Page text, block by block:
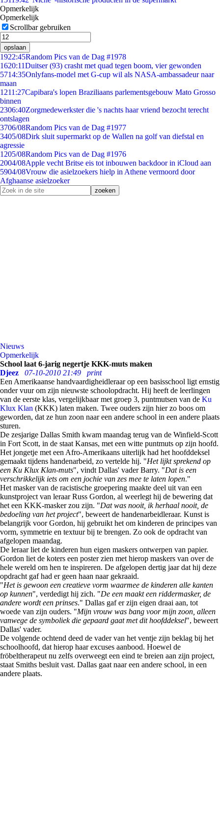
Opmerkelijk
Opmerkelijk
Scrollbar gebruiken
opslaan
1922:45Random Pics van de Dag #1978
1620:11Duitser (93) crasht met quad tegen boom, vier gewonden
5714:35Onlyfans-model met G-cup wil als NASA-ambassadeur naar
maan
1211:27Capibara's lopen Braziliaans parlementsgebouw Mato Grosso
binnen
2306:40Zorgmedewerkster die 's nachts haar vriend bezocht terecht
ontslagen
3706/08Random Pics van de Dag #1977
3405/08Dirk sluit supermarkt op de Wallen na golf van diefstal en
agressie
1205/08Random Pics van de Dag #1976
2004/08Apple vecht Britse eis tot inbouwen backdoor in iCloud aan
5904/08Vrouw die asielzoekers hielp in Athene vermoord door
Afghaanse asielzoeker
Nieuws
Opmerkelijk
School laat 6-jarig negertje KKK-muts maken
Djeez
07-10-2010 21:49
print
Een Amerikaanse handvaardigheidleraar op een basisschool ligt ernstig
onder vuur om zijn nieuwste schoolopdracht. Hij heeft de leerlingen
van de eerste klas, vergelijkbaar met groep 3, puntmutsen van de Ku
Klux Klan (KKK) laten maken. Twee ouders zijn hier zo boos om
geworden, dat ze hun zoon naar een andere school in een andere plaats
sturen.
De zesjarige Dallas Smith kwam maandag terug van de Winfield-Scott
in Fort Scott, in de staat Kansas, met een witte puntmuts op zijn hoofd.
Het jongetje met een Afro-Amerikaans uiterlijk had het hoofddeksel
gemaakt tijdens handenarbeid, zo vertelde hij. "Het lijkt sprekend op
een Ku Klux Klan-muts", vindt Dallas' vader Barry. "Dat is een
verschrikkelijk iets om een jochie van zes mee te laten lopen."
Het masker van de racistische groepering maakte deel uit van een
kunstproject van leraar Russ Gordon, al weerlegt hij de bewering dat
het een KKK-masker zou zijn. "Dat was nooit, ik herhaal nooit, de
bedoeling van het project", beweert de handenarbeidleraar. Kunst is
belangrijk voor Gordon, hij gebruikt het om kinderen de principes van
vorm, symmetrie en textuur bij te brengen. Zo ook de opdracht van
afgelopen maandag.
De leraar liet de kinderen hun eigen maskers ontwerpen van papier.
Gordon liet de koters een poster zien met hierop maskers van over de
hele wereld om hen te inspireren. De afgelopen dertig jaar dat hij deze
opdracht gaf had er geen haan naar gekraaid.
"Het is gewoon een creatieve vorm waarmee de kinderen alle kanten
op kunnen", verdedigt hij zich. "De een maakt een riddermasker, de
andere wordt een prinses." Dallas gaf er zijn eigen draai aan, tot
woede van zijn ouders. "Mijn vrouw was bang voor mijn zoon, alleen
vanwege de symboliek die gepaard gaat met dit hoofddeksel", beweert
Dallas' vader.
De volgende ochtend deed de vader van het ventje zijn beklag bij het
schoolhoofd, dat hierop haar excuses aanbood. Hoewel de
fröbeltherapeut nu zelfs overweegt een eind te breien aan zijn project,
staat Smiths besluit vast. Dallas gaat naar een andere school, in een
andere plaats.